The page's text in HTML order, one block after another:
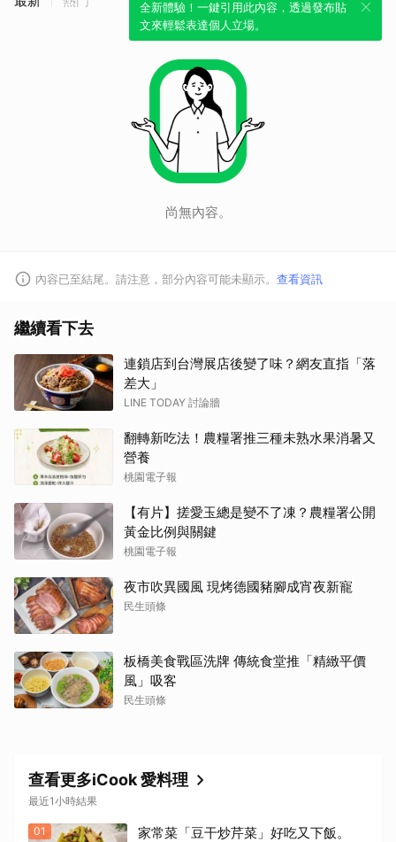
全新體驗！一鍵引用此內容，透過發布貼
文來輕鬆表達個人立場。
尚無內容。
內容已至結尾。請注意，部分內容可能未顯示。 查看資訊
繼續看下去
連鎖店到台灣展店後變了味？網友直指「落
差大」
LINE TODAY 討論牆
翻轉新吃法！農糧署推三種未熟水果消暑又
營養
桃園電子報
【有片】搓愛玉總是變不了凍？農糧署公開
黃金比例與關鍵
桃園電子報
夜市吹異國風 現烤德國豬腳成宵夜新寵
民生頭條
板橋美食戰區洗牌 傳統食堂推「精緻平價
風」吸客
民生頭條
查看更多iCook 愛料理
最近1小時結果
01 家常菜「豆干炒芹菜」好吃又下飯。